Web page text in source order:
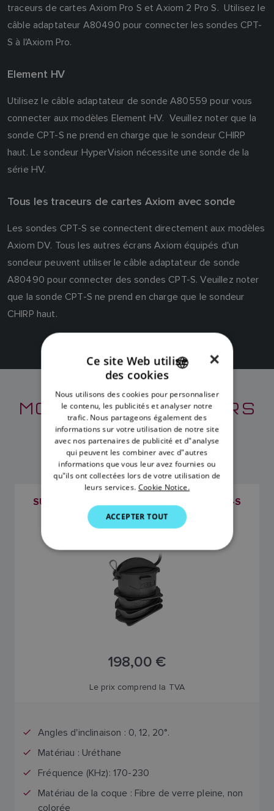
traceurs de cartes Axiom Pro S et Axiom 2 Pro S. Utilisez le
câble adaptateur A80490 pour connecter les sondes CPT-
S à l'Axiom Pro.
Element HV
Utilisez le câble adaptateur de sonde A80559 pour vous
connecter aux modèles Element HV. Veuillez noter que la
sonde CPT-S ne prend en charge que le sondeur CHIRP
haut. Le sondeur HyperVision nécessite une sonde de la
série HV.
Tous les traceurs de cartes Axiom avec sonde
Les sondes CPT-S se connectent directement aux modèles
Axiom DV. Tous les autres écrans Axiom équipés d'un
sondeur peuvent utiliser le câble adaptateur de sonde
A80490 pour connecter des sondes CPT-S. Veuillez noter
que la sonde CPT-S ne prend en charge que le sondeur
CHIRP haut.
MODÈLES INTÉRIEURS
CPT-S
SUPPORT POUR MODÈLES INTÉRIEURS CPT-S
SKU: A80691
198,00 €
Le prix comprend la TVA
Angles d'inclinaison : 0, 12, 20°.
Matériau : Uréthane
Fréquence (KHz): 170-230
Matériau de la coque : Fibre de verre pleine, non
colorée
FRENCH
DANISH
ITALIAN
SWEDISH
GERMAN
DUTCH
SPANISH
×
Ce site Web utilise
des cookies
Nous utilisons des cookies pour personnaliser
le contenu, les publicités et analyser notre
trafic. Nous partageons également des
informations sur votre utilisation de notre site
avec nos partenaires de publicité et d"analyse
qui peuvent les combiner avec d"autres
informations que vous leur avez fournies ou
qu"ils ont collectées lors de votre utilisation de
leurs services. Cookie Notice.
ACCEPTER TOUT